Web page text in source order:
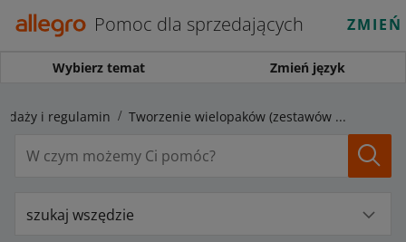
Pomoc dla sprzedających
Wybierz temat Zmień język
i regulamin Tworzenie wielopaków (zestawów produktowych) w ramach jednej oferty
szukaj wszędzie